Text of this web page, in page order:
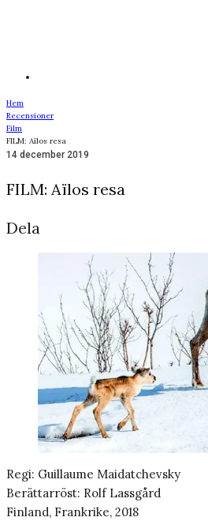
Hem
Recensioner
Film
FILM: Aïlos resa
14 december 2019
FILM: Aïlos resa
Dela
Regi: Guillaume Maidatchevsky
Berättarröst: Rolf Lassgård
Finland, Frankrike, 2018